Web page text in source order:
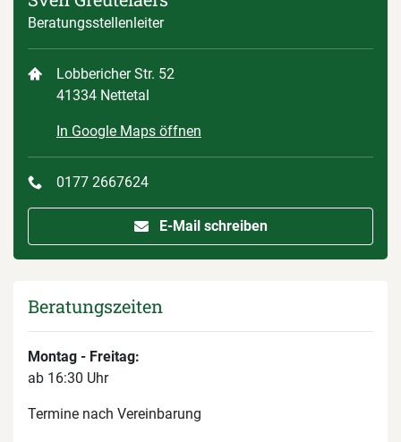
Beratungsstellenleiter
Lobbericher Str. 52
41334 Nettetal
In Google Maps öffnen
0177 2667624
E-Mail schreiben
Beratungszeiten
Montag - Freitag:
ab 16:30 Uhr
Termine nach Vereinbarung